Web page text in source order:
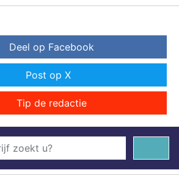
Deel op Facebook
Post op X
Tip de redactie